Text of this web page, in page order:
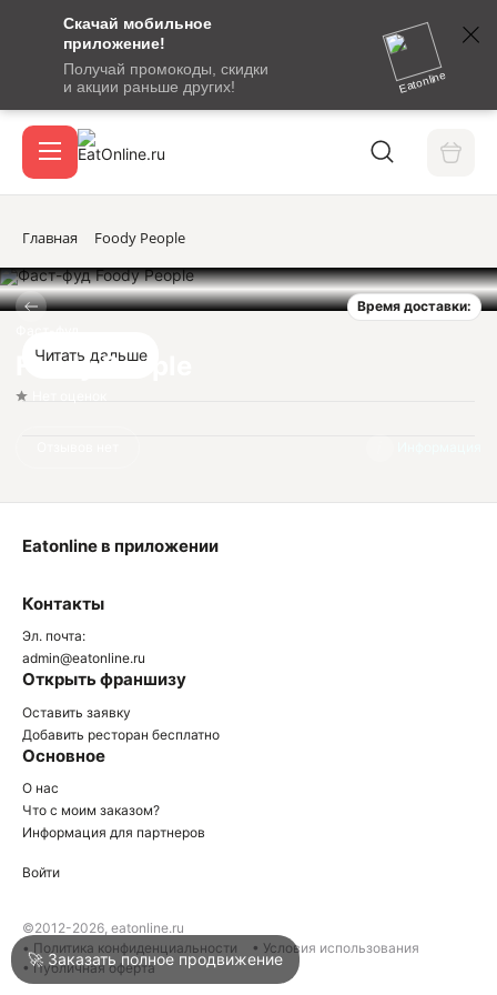
Скачай мобильное
приложение!
Получай промокоды, скидки
и акции раньше других!
Eatonline
сообщение
кодом
подтверждения
Акции
Войти
Написать в техподдержку
Главная Foody People
Время доставки:
Foody People
Читать дальше
Контакты
Эл. почта:
admin@eatonline.ru
Открыть франшизу
Оставить заявку
Добавить ресторан бесплатно
Основное
О нас
Что с моим заказом?
Информация для партнеров
Eatonline в приложении
Войти
©2012-2026, eatonline.ru
• Политика конфиденциальности
• Условия использования
• Публичная оферта
🚀 Заказать полное продвижение